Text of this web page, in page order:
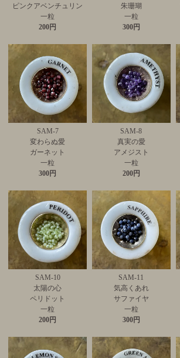
ピンクアベンチュリン
一粒
200円
朱珊瑚
一粒
300円
SAM-7
変わらぬ愛
ガーネット
一粒
300円
SAM-8
真実の愛
アメジスト
一粒
200円
SAM-10
太陽の心
ペリドット
一粒
200円
SAM-11
気高くあれ
サファイヤ
一粒
300円